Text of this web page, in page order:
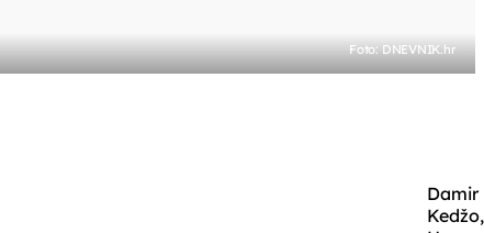
Foto: DNEVNIK.hr
Damir
Kedžo,